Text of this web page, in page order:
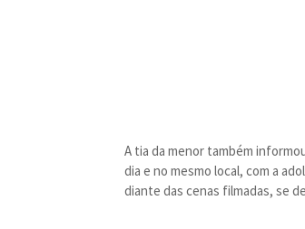
A tia da menor também
dia e no mesmo local, com a
diante das cenas filmadas, se